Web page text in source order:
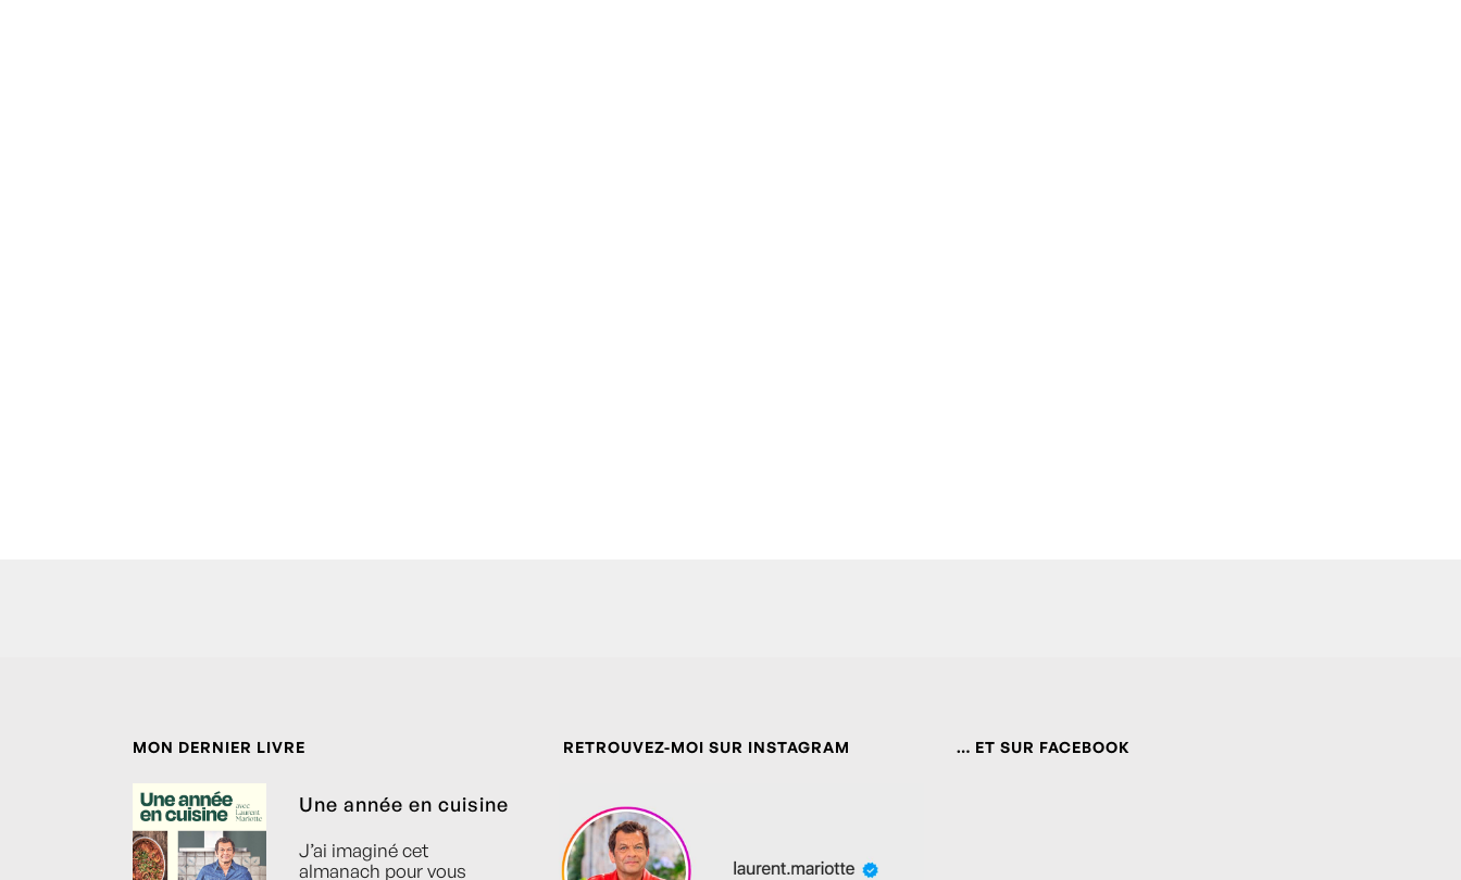
MON DERNIER LIVRE
Une année en cuisine
J’ai imaginé cet
almanach pour vous
RETROUVEZ-MOI SUR INSTAGRAM … ET SUR FACEBOOK